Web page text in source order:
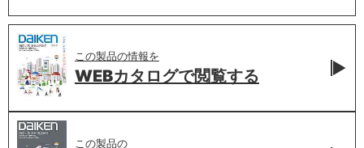
この製品の情報を
WEBカタログで閲覧する
この製品の